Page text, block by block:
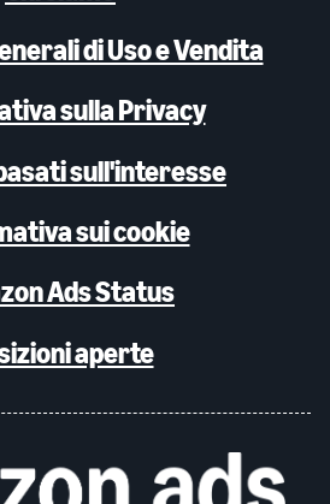
di Uso e Vendita
sulla Privacy
sull'interesse
sui cookie
Ads Status
aperte